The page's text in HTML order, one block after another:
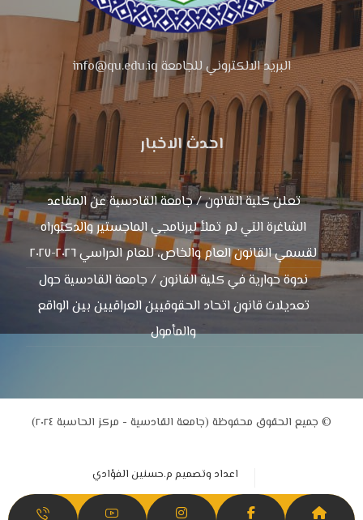
البريد الالكتروني للجامعة info@qu.edu.iq
احدث الاخبار
تعلن كلية القانون / جامعة القادسية عن المقاعد
الشاغرة التي لم تملأ لبرنامجي الماجستير والدكتوراه
لقسمي القانون العام والخاص، للعام الدراسي ٢٠٢٦-٢٠٢٧
ندوة حوارية في كلية القانون / جامعة القادسية حول
تعديلات قانون اتحاد الحقوقيين العراقيين بين الواقع
والمأمول
© جميع الحقوق محفوظة (جامعة القادسية - مركز الحاسبة ٢٠٢٤)
اعداد وتصميم م.حسنين الفؤادي